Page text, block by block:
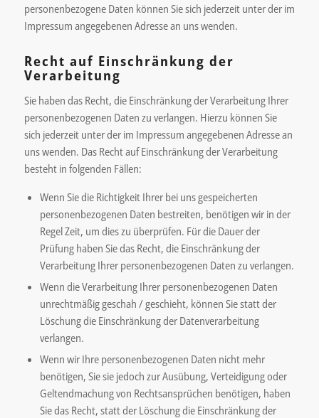
personenbezogene Daten können Sie sich jederzeit unter der im
Impressum angegebenen Adresse an uns wenden.
Recht auf Einschränkung der
Verarbeitung
Sie haben das Recht, die Einschränkung der Verarbeitung Ihrer
personenbezogenen Daten zu verlangen. Hierzu können Sie
sich jederzeit unter der im Impressum angegebenen Adresse an
uns wenden. Das Recht auf Einschränkung der Verarbeitung
besteht in folgenden Fällen:
Wenn Sie die Richtigkeit Ihrer bei uns gespeicherten
personenbezogenen Daten bestreiten, benötigen wir in der
Regel Zeit, um dies zu überprüfen. Für die Dauer der
Prüfung haben Sie das Recht, die Einschränkung der
Verarbeitung Ihrer personenbezogenen Daten zu verlangen.
Wenn die Verarbeitung Ihrer personenbezogenen Daten
unrechtmäßig geschah / geschieht, können Sie statt der
Löschung die Einschränkung der Datenverarbeitung
verlangen.
Wenn wir Ihre personenbezogenen Daten nicht mehr
benötigen, Sie sie jedoch zur Ausübung, Verteidigung oder
Geltendmachung von Rechtsansprüchen benötigen, haben
Sie das Recht, statt der Löschung die Einschränkung der